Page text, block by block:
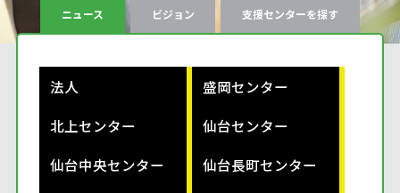
ニュース ビジョン 支援センターを探す
法人
盛岡センター
北上センター
仙台センター
仙台中央センター
仙台長町センター